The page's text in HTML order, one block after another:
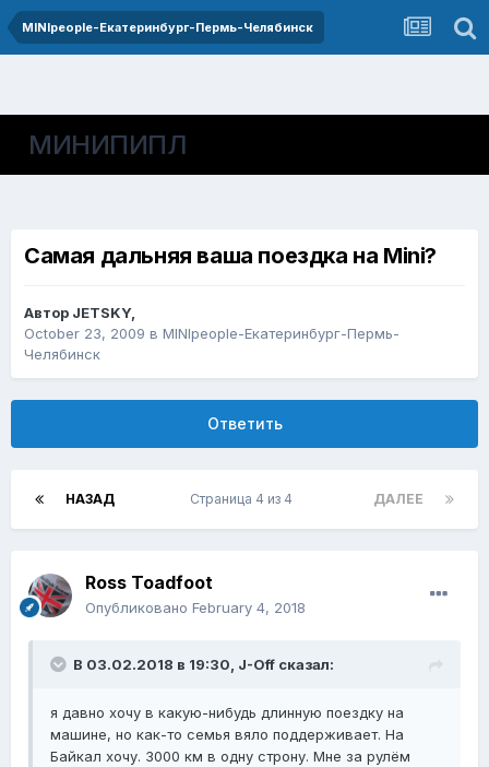
MINIpeople-Екатеринбург-Пермь-Челябинск
МИНИПИПЛ
Самая дальняя ваша поездка на Mini?
Автор JETSKY,
October 23, 2009 в MINIpeople-Екатеринбург-Пермь-
Челябинск
Ответить
НАЗАД ДАЛЕЕ
Страница 4 из 4
Ross Toadfoot
Опубликовано February 4, 2018
В 03.02.2018 в 19:30, J-Off сказал:
я давно хочу в какую-нибудь длинную поездку на
машине, но как-то семья вяло поддерживает. На
Байкал хочу. 3000 км в одну строну. Мне за рулём